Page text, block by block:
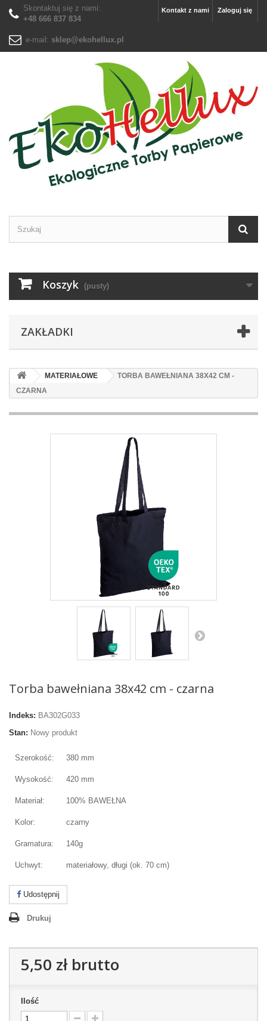
Zaloguj się
Kontakt z nami
Skontaktuj się z nami:
+48 666 837 834
e-mail: sklep@ekohellux.pl
Koszyk (pusty)
ZAKŁADKI
MATERIAŁOWE
TORBA BAWEŁNIANA 38X42 CM -
CZARNA
Torba bawełniana 38x42 cm - czarna
Indeks: BA302G033
Stan: Nowy produkt
Szerokość: 380 mm
Wysokość: 420 mm
Materiał: 100% BAWEŁNA
Kolor: czarny
Gramatura: 140g
Uchwyt: materiałowy, długi (ok. 70 cm)
Udostępnij
Drukuj
5,50 złbrutto
Ilość